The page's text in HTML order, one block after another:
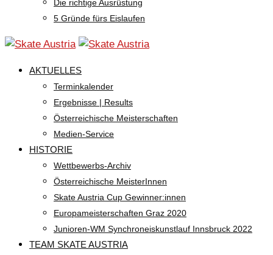
Die richtige Ausrüstung
5 Gründe fürs Eislaufen
AKTUELLES
Terminkalender
Ergebnisse | Results
Österreichische Meisterschaften
Medien-Service
HISTORIE
Wettbewerbs-Archiv
Österreichische MeisterInnen
Skate Austria Cup Gewinner:innen
Europameisterschaften Graz 2020
Junioren-WM Synchroneiskunstlauf Innsbruck 2022
TEAM SKATE AUSTRIA